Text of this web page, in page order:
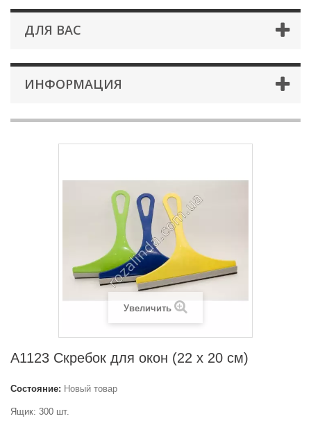
ДЛЯ ВАС
ИНФОРМАЦИЯ
Увеличить
А1123 Скребок для окон (22 х 20 см)
Состояние: Новый товар
Ящик: 300 шт.